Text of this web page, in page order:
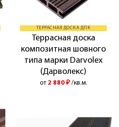
ТЕРРАСНАЯ ДОСКА ДПК
Террасная доска
композитная шовного
типа марки Darvolex
(Дарволекс)
от 2 880 ₽ /кв.м.